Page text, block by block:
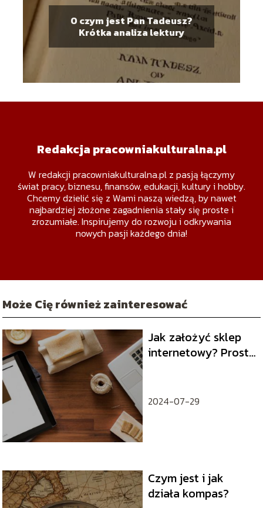
O czym jest Pan Tadeusz?
Krótka analiza lektury
Redakcja pracowniakulturalna.pl
W redakcji pracowniakulturalna.pl z pasją łączymy
świat pracy, biznesu, finansów, edukacji, kultury i hobby.
Chcemy dzielić się z Wami naszą wiedzą, by nawet
najbardziej złożone zagadnienia stały się proste i
zrozumiałe. Inspirujemy do rozwoju i odkrywania
nowych pasji każdego dnia!
Może Cię również zainteresować
Jak założyć sklep
internetowy? Prosty
2024-07-29
Czym jest i jak
działa kompas?